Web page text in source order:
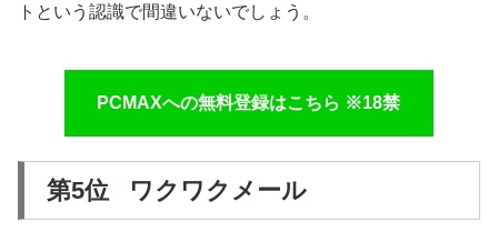
トという認識で間違いないでしょう。
PCMAXへの無料登録はこちら ※18禁
第5位 ワクワクメール